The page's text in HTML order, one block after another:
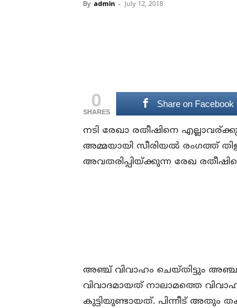
By admin - July 12, 2018
0
SHARES
Share on Facebook
നടി രേഖാ രതീഷിനെ
അമ്മയായി സീരിയല്‍ രംഗത്ത്
അവതരിപ്പിയ്ക്കുന്ന രേഖ
അഞ്ച് വിവാഹം ചെയ്തിട്ടും
വിവാദമായത് നാലാമത്തെ
കുട്ടിയുണ്ടായത്. പിന്നീട് അതും